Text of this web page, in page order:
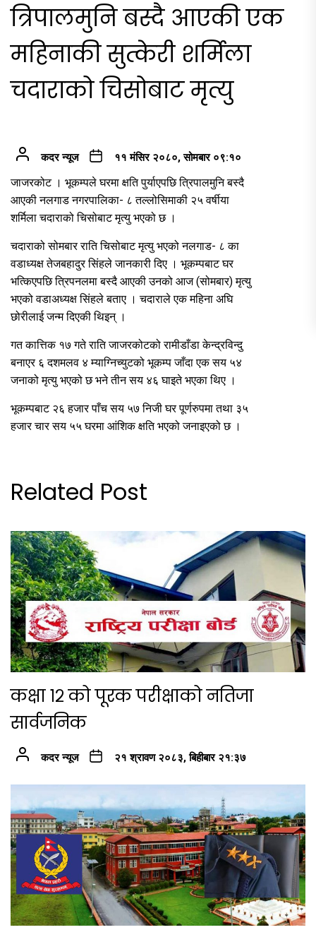
त्रिपालमुनि बस्दै आएकी एक
महिनाकी सुत्केरी शर्मिला
चदाराको चिसोबाट मृत्यु
कदर न्यूज ११ मंसिर २०८०, सोमबार ०९:१०
जाजरकोट । भूकम्पले घरमा क्षति पुर्याएपछि त्रिपालमुनि बस्दै
आएकी नलगाड नगरपालिका- ८ तल्लोसिमाकी २५ वर्षीया
शर्मिला चदाराको चिसोबाट मृत्यु भएको छ ।
चदाराको सोमबार राति चिसोबाट मृत्यु भएको नलगाड- ८ का
वडाध्यक्ष तेजबहादुर सिंहले जानकारी दिए । भूकम्पबाट घर
भत्किएपछि त्रिपनलमा बस्दै आएकी उनको आज (सोमबार) मृत्यु
भएको वडाअध्यक्ष सिंहले बताए । चदाराले एक महिना अघि
छोरीलाई जन्म दिएकी थिइन् ।
गत कात्तिक १७ गते राति जाजरकोटको रामीडाँडा केन्द्रविन्दु
बनाएर ६ दशमलव ४ म्याग्निच्युटको भूकम्प जाँदा एक सय ५४
जनाको मृत्यु भएको छ भने तीन सय ४६ घाइते भएका थिए ।
भूकम्पबाट २६ हजार पाँच सय ५७ निजी घर पूर्णरुपमा तथा ३५
हजार चार सय ५५ घरमा आंशिक क्षति भएको जनाइएको छ ।
Related Post
कक्षा १२ को पूरक परीक्षाको नतिजा
सार्वजनिक
कदर न्यूज २१ श्रावण २०८३, बिहीबार २१:३७